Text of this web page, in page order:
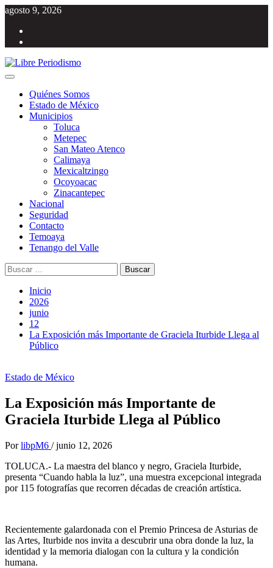
Saltar
contenido
agosto 9, 2026
Menú
principalQuiénes Somos
Estado de México
Municipios
Toluca
Metepec
San Mateo Atenco
Calimaya
Mexicaltzingo
Ocoyoacac
Zinacantepec
Nacional
Seguridad
Contacto
Temoaya
Tenango del Valle
Buscar:
Inicio
2026
junio
12
La Exposición más Importante de Graciela Iturbide Llega al
Público
Estado de México
La Exposición más Importante de
Graciela Iturbide Llega al Público
Por libpM6 / junio 12, 2026
TOLUCA.- La maestra del blanco y negro, Graciela Iturbide,
presenta “Cuando habla la luz”, una muestra excepcional integrada
por 115 fotografías que recorren décadas de creación artística.
Recientemente galardonada con el Premio Princesa de Asturias de
las Artes, Iturbide nos invita a descubrir una obra donde la luz, la
identidad y la memoria dialogan con la cultura y la condición
humana.